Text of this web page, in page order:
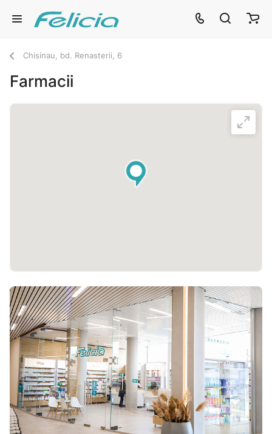
Chisinau, bd. Renasterii, 6
Farmacii